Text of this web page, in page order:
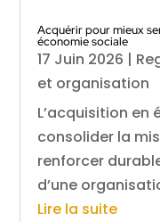
Acquérir pour mieux
économie sociale
17 Juin 2026 |
et organisation
L’acquisition
consolider la
renforcer
d’une
Lire la suite